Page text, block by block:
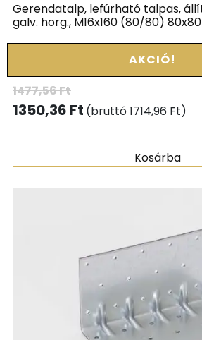
Gerendatalp, lefúrható talpas,
galv. horg., M16x160 (80/80) 80x80
AKCIÓ!
1477,56Ft
1350,36 Ft (bruttó1714,96 Ft)
Kosárba